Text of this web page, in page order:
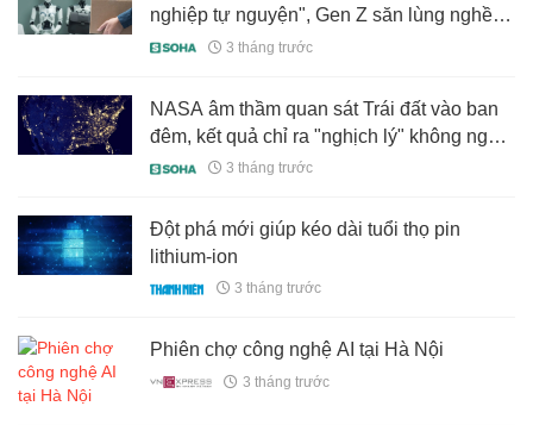
nghiệp tự nguyện", Gen Z săn lùng nghề
"miễn nhiễm" với AI và câu trả lời bất ngờ
3 tháng trước
NASA âm thầm quan sát Trái đất vào ban
đêm, kết quả chỉ ra "nghịch lý" không ngờ
tới, đặc biệt ở châu Âu
3 tháng trước
Đột phá mới giúp kéo dài tuổi thọ pin
lithium-ion
3 tháng trước
Phiên chợ công nghệ AI tại Hà Nội
3 tháng trước